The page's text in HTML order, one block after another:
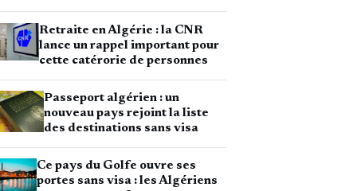
Retraite en Algérie : la CNR
lance un rappel important pour
cette catérorie de personnes
Passeport algérien : un
nouveau pays rejoint la liste
des destinations sans visa
Ce pays du Golfe ouvre ses
portes sans visa : les Algériens